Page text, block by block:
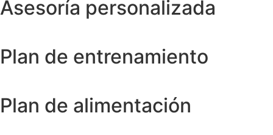
Asesoría personalizada
Plan de entrenamiento
Plan de alimentación